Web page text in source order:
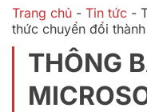
Trang chủ - Tin tức -
thức chuyển đổi
THÔNG